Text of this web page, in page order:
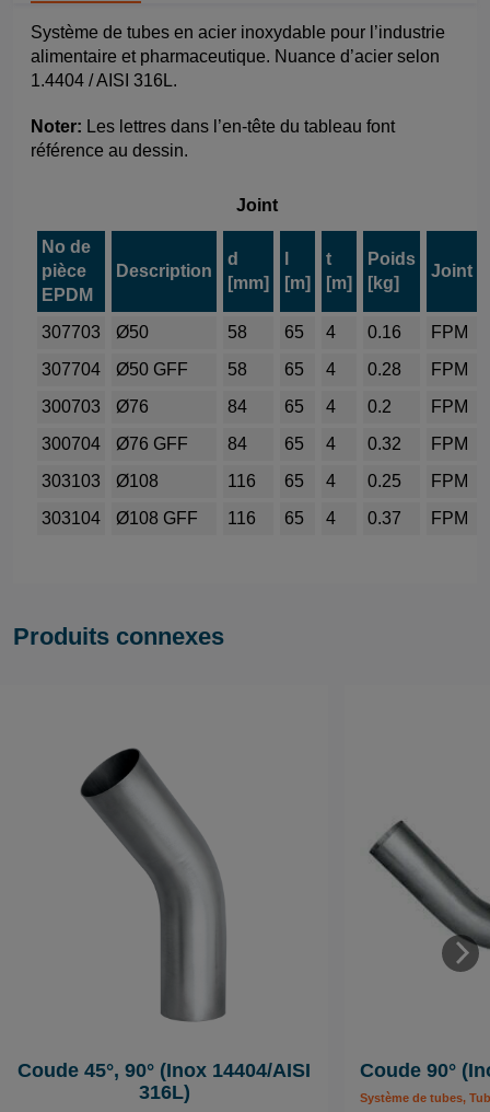
Système de tubes en acier inoxydable pour l’industrie
alimentaire et pharmaceutique. Nuance d’acier selon
1.4404 / AISI 316L.
Noter: Les lettres dans l’en-tête du tableau font
référence au dessin.
Joint
No de
pièce
EPDM
Description
d
[mm]
[m]
t
[m]
Poids
[kg]
Joint
307703 Ø50 58 65 4 0.16
FPM
307704
Ø50 GFF 58 65 4 0.28
FPM
300703
Ø76 84 65 4 0.2
FPM
300704
Ø76 GFF 84 65 4 0.32
FPM
303103
Ø108 116 65 4 0.25
FPM
303104
Ø108 GFF 116 65 4 0.37 FPM
Produits connexes
Coude 45°, 90° (Inox 14404/AISI
316L)
Coude 90°
Système de tubes,